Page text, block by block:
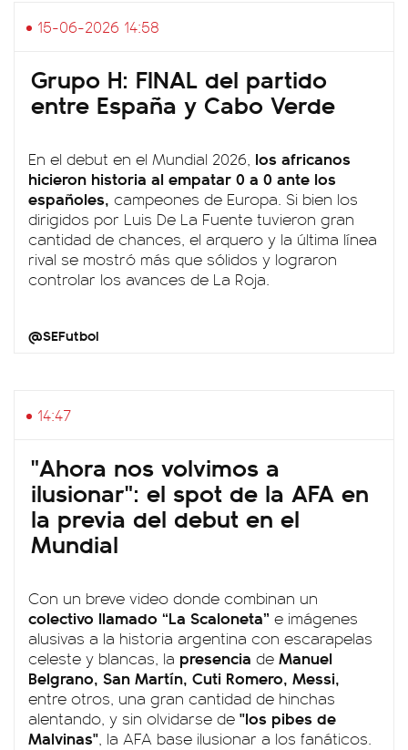
15-06-2026 14:58
Grupo H: FINAL del partido
entre España y Cabo Verde
En el debut en el Mundial 2026, los africanos
hicieron historia al empatar 0 a 0 ante los
españoles, campeones de Europa. Si bien los
dirigidos por Luis De La Fuente tuvieron gran
cantidad de chances, el arquero y la última línea
rival se mostró más que sólidos y lograron
controlar los avances de La Roja.
@SEFutbol
14:47
"Ahora nos volvimos a
ilusionar": el spot de la AFA en
la previa del debut en el
Mundial
Con un breve video donde combinan un
colectivo llamado “La Scaloneta” e imágenes
alusivas a la historia argentina con escarapelas
celeste y blancas, la presencia de Manuel
Belgrano, San Martín, Cuti Romero, Messi,
entre otros, una gran cantidad de hinchas
alentando, y sin olvidarse de "los pibes de
Malvinas", la AFA base ilusionar a los fanáticos.